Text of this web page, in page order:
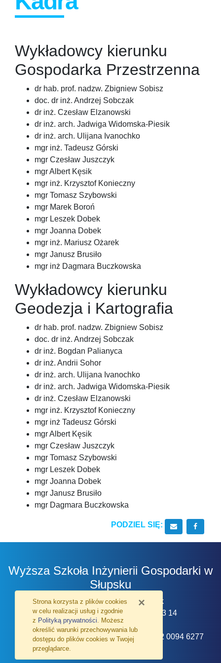
×
Strona korzysta z plików cookies
w celu realizacji usług i zgodnie
z Polityką prywatności. Możesz
określić warunki przechowywania lub
dostępu do plików cookies w Twojej
przeglądarce.
Wykładowcy kierunku
Gospodarka Przestrzenna
dr hab. prof. nadzw. Zbigniew Sobisz
doc. dr inż. Andrzej Sobczak
dr inż. Czesław Elzanowski
dr inż. arch. Jadwiga Widomska-Piesik
dr inż. arch. Ulijana Ivanochko
mgr inż. Tadeusz Górski
mgr Czesław Juszczyk
mgr Albert Kęsik
mgr inż. Krzysztof Konieczny
mgr Tomasz Szybowski
mgr Marek Boroń
mgr Leszek Dobek
mgr Joanna Dobek
mgr inż. Mariusz Ożarek
mgr Janusz Brusiło
mgr inż Dagmara Buczkowska
Wykładowcy kierunku
Geodezja i Kartografia
dr hab. prof. nadzw. Zbigniew Sobisz
doc. dr inż. Andrzej Sobczak
dr inż. Bogdan Palianyca
dr inż. Andrii Sohor
dr inż. arch. Ulijana Ivanochko
dr inż. arch. Jadwiga Widomska-Piesik
dr inż. Czesław Elzanowski
mgr inż. Krzysztof Konieczny
mgr inż Tadeusz Górski
mgr Albert Kęsik
mgr Czesław Juszczyk
mgr Tomasz Szybowski
mgr Leszek Dobek
mgr Joanna Dobek
mgr Janusz Brusiło
mgr Dagmara Buczkowska
PODZIEL SIĘ: Wyślij email
Wyższa Szkoła Inżynierii Gospodarki w
Słupsku
ul. Bałtycka 29, 76-200 Słupsk
tel. 59 841 36 40, tel./fax 59 842 53 14
nr konta Uczelni 33 1020 4649 0000 7002 0094 6277